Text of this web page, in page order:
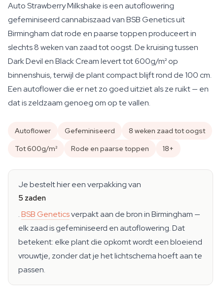
Auto Strawberry Milkshake is een autoflowering
gefeminiseerd cannabiszaad van BSB Genetics uit
Birmingham dat rode en paarse toppen produceert in
slechts 8 weken van zaad tot oogst. De kruising tussen
Dark Devil en Black Cream levert tot 600g/m² op
binnenshuis, terwijl de plant compact blijft rond de 100 cm.
Een autoflower die er net zo goed uitziet als ze ruikt — en
dat is zeldzaam genoeg om op te vallen.
Autoflower Gefeminiseerd
8 weken zaad tot oogst
Tot 600g/m²
Rode en paarse toppen 18+
Je bestelt hier een verpakking van
5 zaden
.BSB Geneticsverpakt aan de bron in Birmingham —
elk zaad is gefeminiseerd en autoflowering. Dat
betekent: elke plant die opkomt wordt een bloeiend
vrouwtje, zonder dat je het lichtschema hoeft aan te
passen.